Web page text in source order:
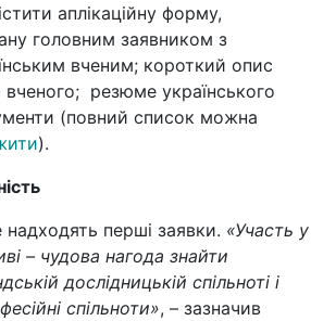
аплікаційну форму,
головним заявником з
вченим; короткий опис
вченого; резюме українського
(повний список можна
).
перші заявки. «Участь у
– чудова нагода знайти
дослідницькій спільноті і
спільноти», – зазначив